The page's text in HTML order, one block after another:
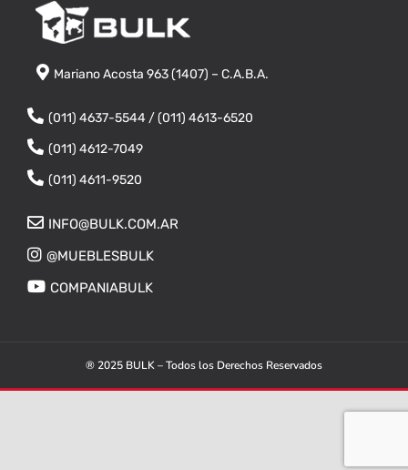
Mariano Acosta 963 (1407) – C.A.B.A.
(011) 4637-5544 / (011) 4613-6520
(011) 4612-7049
(011) 4611-9520
INFO@BULK.COM.AR
@MUEBLESBULK
COMPANIABULK
® 2025 BULK – Todos los Derechos Reservados